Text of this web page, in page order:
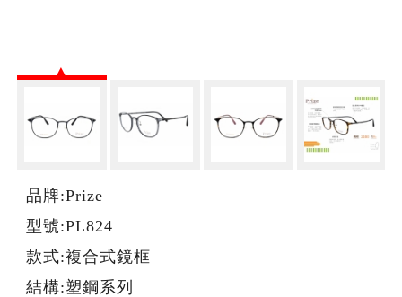
品牌:Prize
型號:PL824
款式:複合式鏡框
結構:塑鋼系列